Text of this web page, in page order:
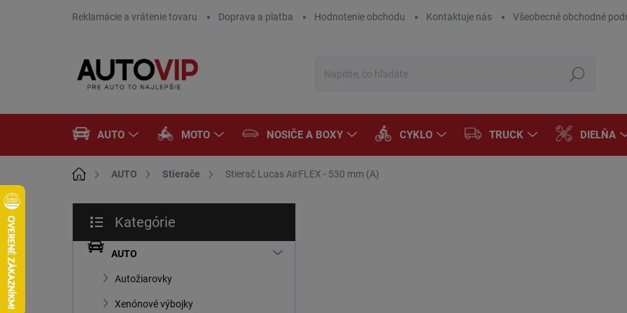
Reklamácie a vrátenie tovaru Doprava a platba Hodnotenie obchodu Kontaktuje nás Všeobecné obchodné
Hľadať
AUTO MOTO NOSIČE A BOXY CYKLO TRUCK DIELŇA
DomovAUTO Stierače Stierač Lucas AirFLEX - 530 mm (A)
č
kategórie
Kategórie
AUTO
Autožiarovky
Xenónové výbojky